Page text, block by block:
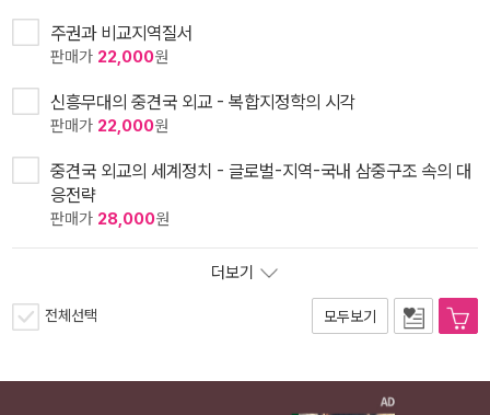
주권과 비교지역질서
판매가 22,000원
신흥무대의 중견국 외교 - 복합지정학의 시각
판매가 22,000원
중견국 외교의 세계정치 - 글로벌-지역-국내 삼중구조 속의 대
응전략
판매가 28,000원
더보기
전체선택 모두보기